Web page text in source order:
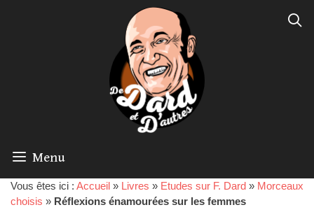
Menu
Vous êtes ici : Accueil » Livres » Etudes sur F. Dard » Morceaux
choisis » Réflexions énamourées sur les femmes